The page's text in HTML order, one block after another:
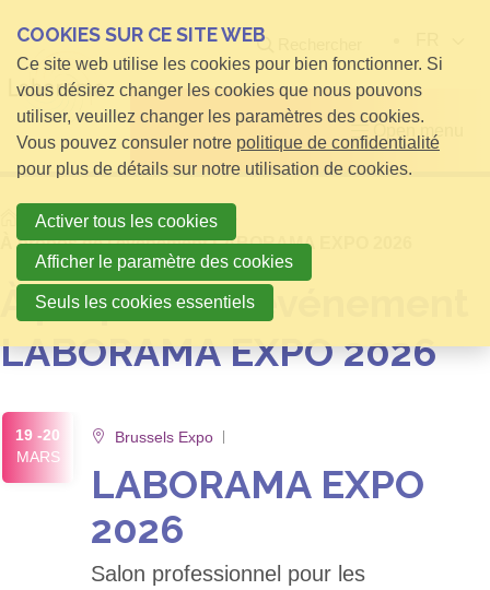
Open menu
HomeInfos pour Exposants
À propos de l’événement LABORAMA EXPO 2026
À propos de l’événement
LABORAMA EXPO 2026
19 -20
MARS
Brussels Expo
LABORAMA EXPO
2026
Salon professionnel pour les
COOKIES SUR CE SITE WEB
Ce site web utilise les cookies pour bien fonctionner. Si
vous désirez changer les cookies que nous pouvons
utiliser, veuillez changer les paramètres des cookies.
Vous pouvez consuler notre politique de confidentialité
pour plus de détails sur notre utilisation de cookies.
Activer tous les cookies
Afficher le paramètre des cookies
Seuls les cookies essentiels